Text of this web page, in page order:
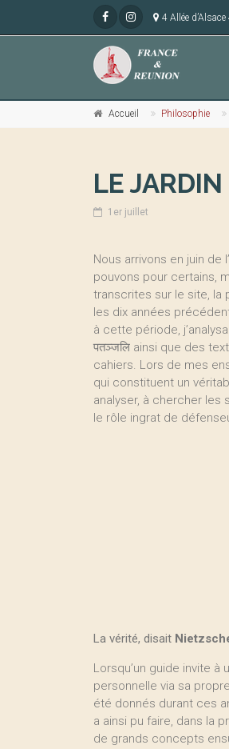
4 Allée
Accueil Philosophie
LE
1er juillet
Nous arrivons en juin de
pouvons pour certains,
transcrites sur le site, la
les dix années
à cette période,
पतञ्जलि ainsi que des
cahiers. Lors de mes
qui constituent un
analyser, à chercher les
le rôle ingrat de
La vérité, disait
Lorsqu’un guide invite à
personnelle via sa
été donnés durant ces
a ainsi pu faire, dans la
de grands concepts